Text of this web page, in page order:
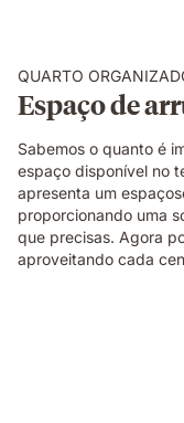
QUARTO
Espaço de
Sabemos o quanto é
espaço disponível no
apresenta um
proporcionando uma
que precisas. Agora
aproveitando cada